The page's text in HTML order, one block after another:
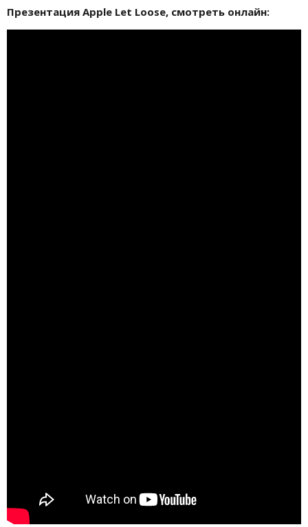
Презентация Apple Let Loose, смотреть онлайн: